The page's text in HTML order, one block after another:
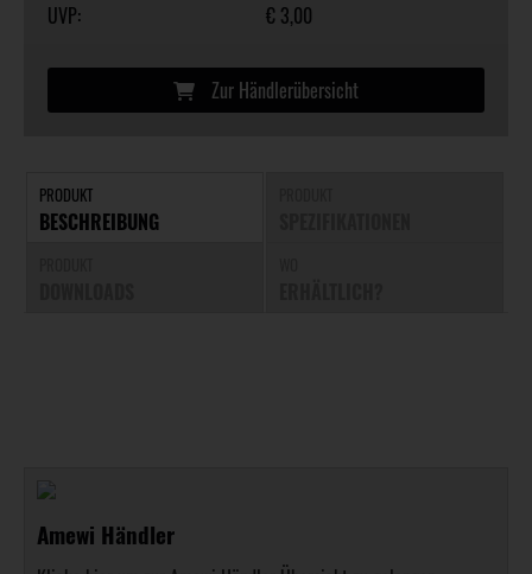
UVP: € 3,00
Zur Händlerübersicht
PRODUKT
BESCHREIBUNG
Amewi Händler